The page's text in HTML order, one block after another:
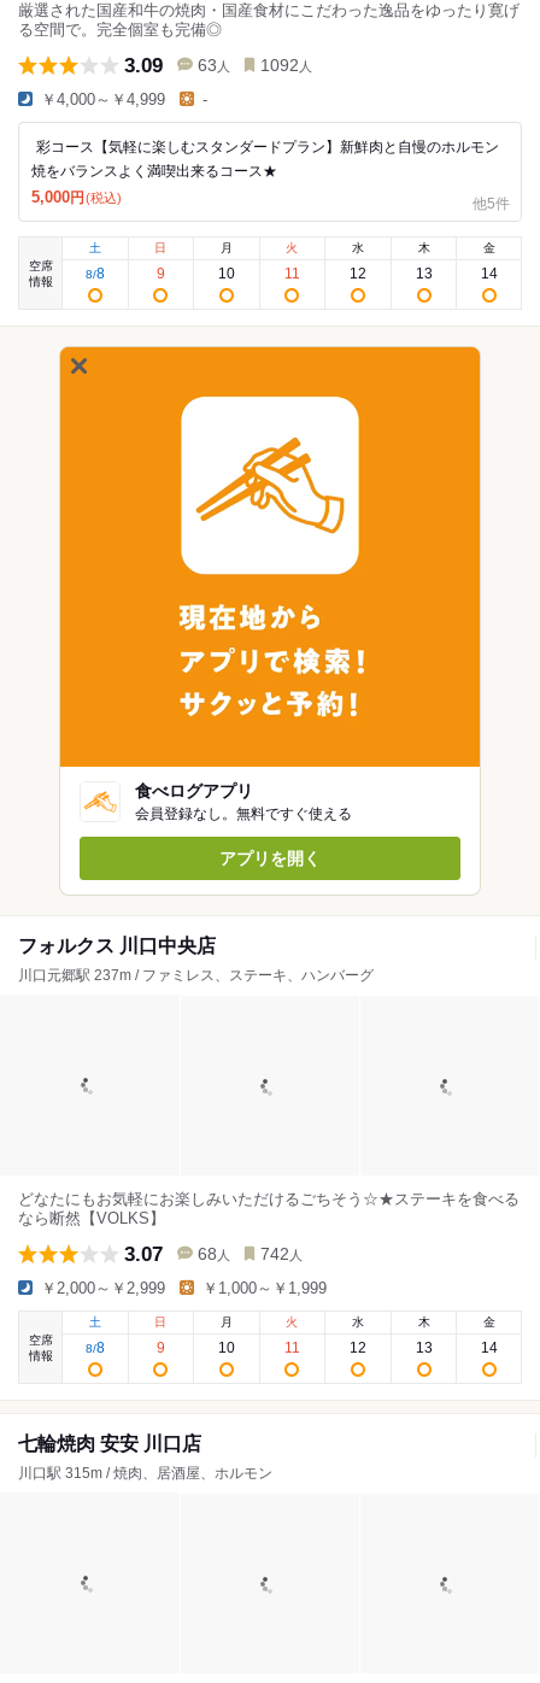
厳選された国産和牛の焼肉・国産食材にこだわった逸品をゆったり寛げ
る空間で。完全個室も完備◎
3.09 63 人 1092 人
￥4,000～￥4,999 -
彩コース【気軽に楽しむスタンダードプラン】新鮮肉と自慢のホルモン
焼をバランスよく満喫出来るコース★
5,000円 (税込) 他5件
空席
情報
土
8/8
日
9
月
10
火
11
水
12
木
13
金
14
食べログアプリ
会員登録なし。無料ですぐ使える
アプリを開く
フォルクス 川口中央店
川口元郷駅 237m / ファミレス、ステーキ、ハンバーグ
どなたにもお気軽にお楽しみいただけるごちそう☆★ステーキを食べる
なら断然【VOLKS】
3.07 68 人 742 人
￥2,000～￥2,999 ￥1,000～￥1,999
空席
情報
土
8/8
日
9
月
10
火
11
水
12
木
13
金
14
七輪焼肉 安安 川口店
川口駅 315m / 焼肉、居酒屋、ホルモン